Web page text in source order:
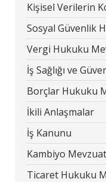
Kişisel Verilerin
Sosyal Güvenlik
Vergi Hukuku
İş Sağlığı ve
Borçlar Hukuku
İkili Anlaşmalar
İş Kanunu
Kambiyo
Ticaret Hukuku